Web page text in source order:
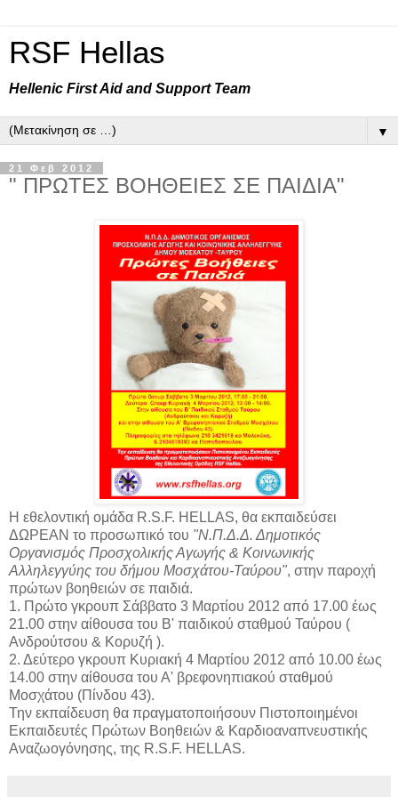
RSF Hellas
Hellenic First Aid and Support Team
▼
21 Φεβ 2012
" ΠΡΩΤΕΣ ΒΟΗΘΕΙΕΣ ΣΕ ΠΑΙΔΙΑ"
Η εθελοντική ομάδα R.S.F. HELLAS, θα εκπαιδεύσει
ΔΩΡΕΑΝ το προσωπικό του "Ν.Π.Δ.Δ. Δημοτικός
Οργανισμός Προσχολικής Αγωγής & Κοινωνικής
Αλληλεγγύης του δήμου Μοσχάτου-Ταύρου", στην παροχή
πρώτων βοηθειών σε παιδιά.
1. Πρώτο γκρουπ Σάββατο 3 Μαρτίου 2012 από 17.00 έως
21.00 στην αίθουσα του Β' παιδικού σταθμού Ταύρου (
Ανδρούτσου & Κορυζή ).
2. Δεύτερο γκρουπ Κυριακή 4 Μαρτίου 2012 από 10.00 έως
14.00 στην αίθουσα του Α' βρεφονηπιακού σταθμού
Μοσχάτου (Πίνδου 43).
Την εκπαίδευση θα πραγματοποιήσουν Πιστοποιημένοι
Εκπαιδευτές Πρώτων Βοηθειών & Καρδιοαναπνευστικής
Αναζωογόνησης, της R.S.F. HELLAS.